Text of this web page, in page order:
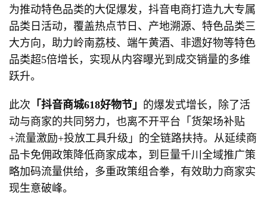
为推动特色品类的大促爆发，抖音电商打造九大专属
品类日活动，覆盖热点节日、产地溯源、特色品类三
大方向，助力岭南荔枝、端午黄酒、非遗好物等特色
品类超5倍增长，实现从内容曝光到成交销量的多维
跃升。
此次 「抖音商城618好物节」 的爆发式增长，除了活
动与商家的共同努力，也离不开平台「货架场补贴
+流量激励+投放工具升级」的全链路扶持。从延续商
品卡免佣政策降低商家成本，到巨量千川全域推广策
略加码流量供给，多重政策组合拳，有效助力商家实
现生意破峰。